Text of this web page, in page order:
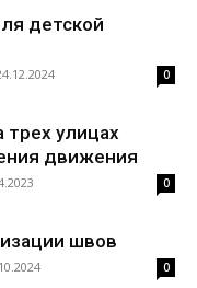
детской
0
трех улицах
движения
0
швов
0